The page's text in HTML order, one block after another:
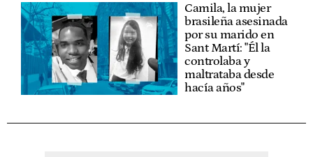
Camila, la mujer
brasileña asesinada
por su marido en
Sant Martí: "Él la
controlaba y
maltrataba desde
hacía años"